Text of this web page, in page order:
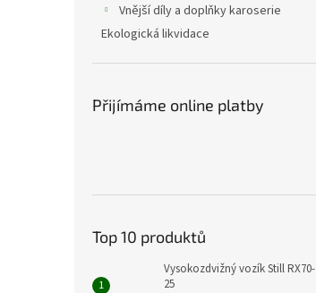
Vnější díly a doplňky karoserie
Ekologická likvidace
Přijímáme online platby
Top 10 produktů
Vysokozdvižný vozík Still RX70-
25